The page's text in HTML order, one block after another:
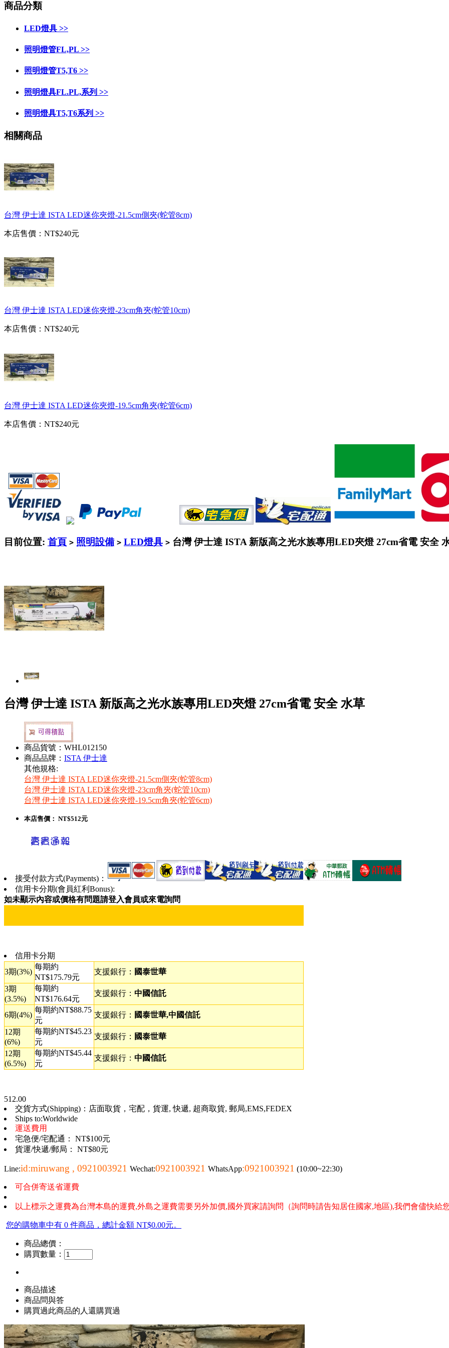
商品分類
LED燈具 >>
照明燈管FL,PL >>
照明燈管T5,T6 >>
照明燈具FL.PL,系列 >>
照明燈具T5,T6系列 >>
相關商品
台灣 伊士達 ISTA LED迷你夾燈-21.5cm側夾(蛇管8cm)
本店售價： NT$240元
台灣 伊士達 ISTA LED迷你夾燈-23cm角夾(蛇管10cm)
本店售價： NT$240元
台灣 伊士達 ISTA LED迷你夾燈-19.5cm角夾(蛇管6cm)
本店售價： NT$240元
目前位置: 首頁 > 照明設備 > LED燈具 > 台灣 伊士達 ISTA 新版高之光水族專用LED夾燈 27cm省電 安全
台灣 伊士達 ISTA 新版高之光水族專用LED夾燈 27cm省電 安全 水草
商品貨號：WHL012150
商品品牌： ISTA 伊士達
其他規格:
台灣 伊士達 ISTA LED迷你夾燈-21.5cm側夾(蛇管8cm)
台灣 伊士達 ISTA LED迷你夾燈-23cm角夾(蛇管10cm)
台灣 伊士達 ISTA LED迷你夾燈-19.5cm角夾(蛇管6cm)
本店售價： NT$512元
接受付款方式(Payments)：
信用卡分期(會員紅利Bonus):
如未顯示內容或價格有問題請登入會員或來電詢問
信用卡分期
3期(3%)
每期約
NT$175.79元
支援銀行： 國泰世華
3期
(3.5%)
每期約
NT$176.64元
支援銀行： 中國信託
6期(4%)
每期約NT$88.75
元
支援銀行： 國泰世華,中國信託
12期
(6%)
每期約NT$45.23
元
支援銀行： 國泰世華
12期
(6.5%)
每期約NT$45.44
元
支援銀行： 中國信託
512.00
交貨方式(Shipping)：店面取貨，宅配，貨運, 快遞, 超商取貨, 郵局,EMS,FEDEX
Ships to:Worldwide
運送費用
宅急便/宅配通： NT$100元
貨運/快遞/郵局： NT$80元
Line:id:miruwang , 0921003921 Wechat:0921003921 WhatsApp:0921003921 (10:00~22:30)
可合併寄送省運費
以上標示之運費為台灣本島的運費,外島之運費需要另外加價,國外買家請詢問（詢問時請告知居住國家,地區),我們會儘快給
您的購物車中有 0 件商品，總計金額 NT$0.00元。
商品總價：
購買數量：
商品描述
商品問與答
購買過此商品的人還購買過